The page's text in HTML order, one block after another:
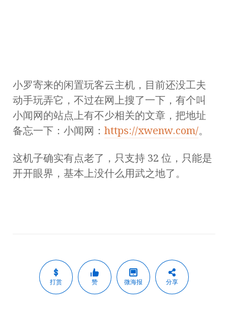
小罗寄来的闲置玩客云主机，目前还没工夫
动手玩弄它，不过在网上搜了一下，有个叫
小闻网的站点上有不少相关的文章，把地址
备忘一下：小闻网： https://xwenw.com/。
这机子确实有点老了，只支持 32 位，只能是
开开眼界，基本上没什么用武之地了。
打赏 赞 微海报 分享